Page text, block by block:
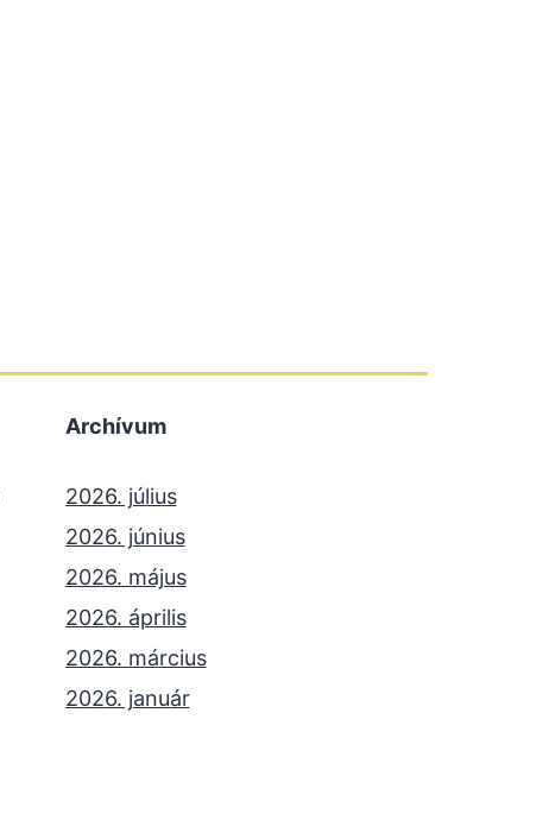
Archívum
2026. július
2026. június
2026. május
2026. április
2026. március
2026. január